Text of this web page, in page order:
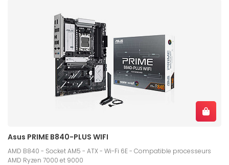
Asus PRIME B840-PLUS WIFI
AMD B840 - Socket AM5 - ATX - Wi-Fi 6E - Compatible processeurs
AMD Ryzen 7000 et 9000